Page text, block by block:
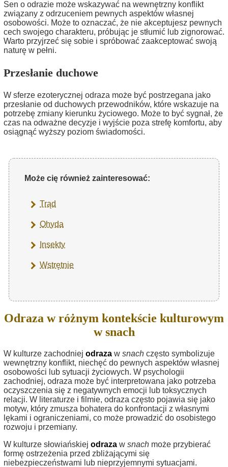
Sen o odrazie może wskazywać na wewnętrzny konflikt
związany z odrzuceniem pewnych aspektów własnej
osobowości. Może to oznaczać, że nie akceptujesz pewnych
cech swojego charakteru, próbując je stłumić lub zignorować.
Warto przyjrzeć się sobie i spróbować zaakceptować swoją
naturę w pełni.
Przesłanie duchowe
W sferze ezoterycznej odraza może być postrzegana jako
przesłanie od duchowych przewodników, które wskazuje na
potrzebę zmiany kierunku życiowego. Może to być sygnał, że
czas na odważne decyzje i wyjście poza strefę komfortu, aby
osiągnąć wyższy poziom świadomości.
Może cię również zainteresować:
Trąd
Ohyda
Insekty
Wstrętnie
Odraza w różnym kontekście kulturowym
w snach
W kulturze zachodniej odraza w snach często symbolizuje
wewnętrzny konflikt, niechęć do pewnych aspektów własnej
osobowości lub sytuacji życiowych. W psychologii
zachodniej, odraza może być interpretowana jako potrzeba
oczyszczenia się z negatywnych emocji lub toksycznych
relacji. W literaturze i filmie, odraza często pojawia się jako
motyw, który zmusza bohatera do konfrontacji z własnymi
lękami i ograniczeniami, co może prowadzić do osobistego
rozwoju i przemiany.
W kulturze słowiańskiej odraza w snach może przybierać
formę ostrzeżenia przed zbliżającymi się
niebezpieczeństwami lub nieprzyjemnymi sytuacjami.